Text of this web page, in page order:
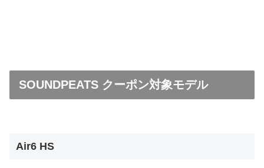
SOUNDPEATS クーポン対象モデル
Air6 HS